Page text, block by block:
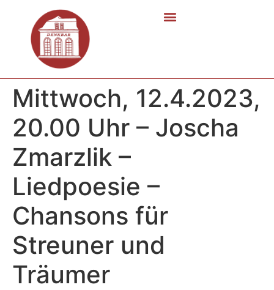
Mittwoch, 12.4.2023,
20.00 Uhr – Joscha
Zmarzlik –
Liedpoesie –
Chansons für
Streuner und
Träumer